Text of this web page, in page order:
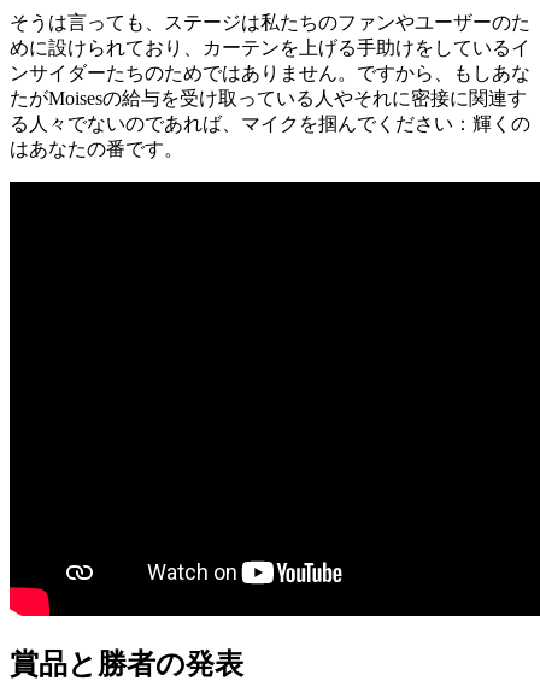
そうは言っても、ステージは私たちのファンやユーザーのた
めに設けられており、カーテンを上げる手助けをしているイ
ンサイダーたちのためではありません。ですから、もしあな
たがMoisesの給与を受け取っている人やそれに密接に関連す
る人々でないのであれば、マイクを掴んでください：輝くの
はあなたの番です。
賞品と勝者の発表